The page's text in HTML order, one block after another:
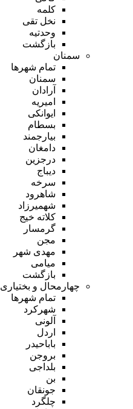
کلمه
نخل تقی
وحدتیه
بازگشت
سمنان
تمام شهر‌ها
سمنان
آرادان
امیریه
ایوانکی
بسطام
بیارجمند
دامغان
درجزین
دیباج
سرخه
شاهرود
شهمیرزاد
کلاته خیج
گرمسار
مجن
مهدی شهر
میامی
بازگشت
چهارمحال و بختیاری
تمام شهر‌ها
شهرکرد
آلونی
اردل
باباحیدر
بروجن
بلداجی
بن
جونقان
چلگرد